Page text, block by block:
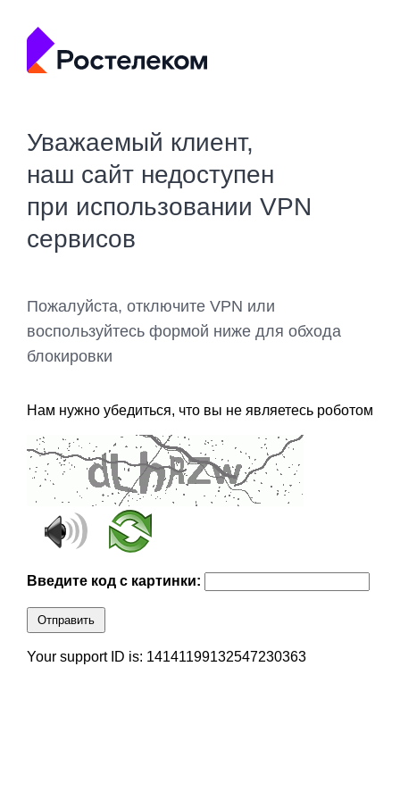
Уважаемый клиент,
наш сайт недоступен
при использовании VPN
сервисов
Пожалуйста, отключите VPN или
воспользуйтесь формой ниже для обхода
блокировки
Нам нужно убедиться, что вы не являетесь роботом
Введите код с картинки:
Отправить
Your support ID is: 14141199132547230363